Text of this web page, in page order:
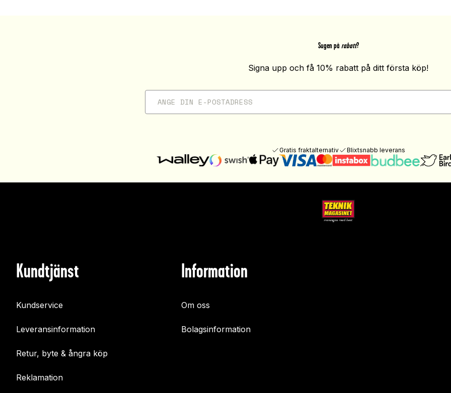
Sugen på rabatt?
Signa upp och få 10% rabatt på ditt första köp!
Gratis fraktalternativ Blixtsnabb leverans
Kundtjänst
Kundservice
Leveransinformation
Retur, byte & ångra köp
Reklamation
Information
Om oss
Bolagsinformation